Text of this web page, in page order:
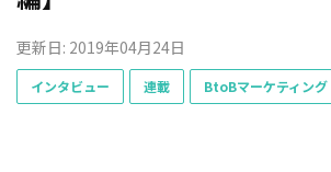
更新日: 2019年04月24日
インタビュー 連載 BtoBマーケティング